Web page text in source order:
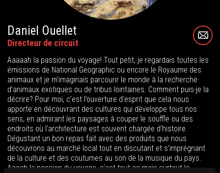
Daniel Ouellet
Directeur de circuit
Aaaaah la passion du voyage! Tout petit, je regardais toutes les
émissions de National Geographic ou encore le Royaume des
animaux et je m’imaginais parcourir le monde à la recherche
d’animaux exotiques ou de tribus lointaines. Comment puis-je la
décrire? Pour moi, c’est l’ouverture d’esprit que cela nous
apporte en découvrant des cultures qui développe tous nos
sens, en admirant les paysages à couper le souffle ou des
endroits où l’architecture est souvent chargée d’histoire.
Dégustant un bon repas fait avec des produits que nous
découvrons au marché local tout en discutant et s’imprégnant
de la culture et des coutumes au son de la musique du pays.
Aaaah la passion du voyage, c’est tout ça mais surtout la